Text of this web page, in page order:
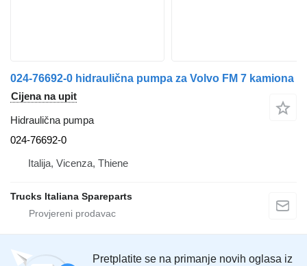
024-76692-0 hidraulična pumpa za Volvo FM 7 kamiona
Cijena na upit
Hidraulična pumpa
024-76692-0
Italija, Vicenza, Thiene
Trucks Italiana Spareparts
Pretplatite se na primanje novih oglasa iz